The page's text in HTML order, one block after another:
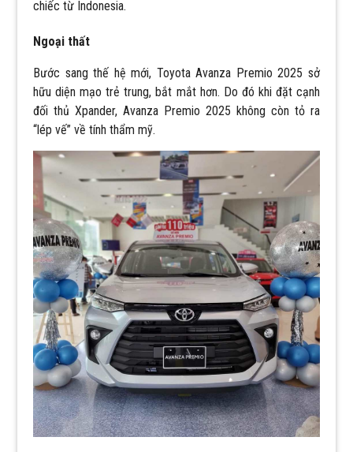
chiếc từ Indonesia.
Ngoại thất
Bước sang thế hệ mới, Toyota Avanza Premio 2025 sở
hữu diện mạo trẻ trung, bắt mắt hơn. Do đó khi đặt cạnh
đối thủ Xpander, Avanza Premio 2025 không còn tỏ ra
“lép vế” về tính thẩm mỹ.